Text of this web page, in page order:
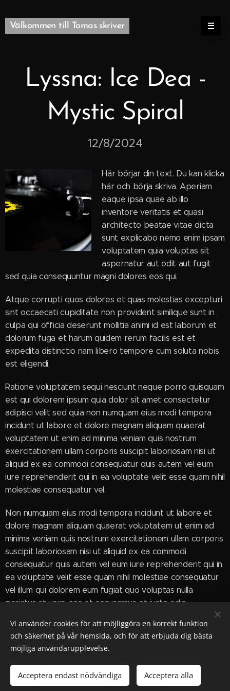
Välkommen till Tomas skriver
Lyssna: Ice Dea -
Mystic Spiral
12/8/2024
Här börjar din text. Du kan klicka
här och börja skriva. Aperiam
eaque ipsa quae ab illo
inventore veritatis et quasi
architecto beatae vitae dicta
sunt explicabo nemo enim ipsam
voluptatem quia voluptas sit
aspernatur aut odit aut fugit
sed quia consequuntur magni dolores eos qui.
Atque corrupti quos dolores et quas molestias excepturi
sint occaecati cupiditate non provident similique sunt in
culpa qui officia deserunt mollitia animi id est laborum et
dolorum fuga et harum quidem rerum facilis est et
expedita distinctio nam libero tempore cum soluta nobis
est eligendi.
Ratione voluptatem sequi nesciunt neque porro quisquam
est qui dolorem ipsum quia dolor sit amet consectetur
adipisci velit sed quia non numquam eius modi tempora
incidunt ut labore et dolore magnam aliquam quaerat
voluptatem ut enim ad minima veniam quis nostrum
exercitationem ullam corporis suscipit laboriosam nisi ut
aliquid ex ea commodi consequatur quis autem vel eum
iure reprehenderit qui in ea voluptate velit esse quam nihil
molestiae consequatur vel.
Non numquam eius modi tempora incidunt ut labore et
dolore magnam aliquam quaerat voluptatem ut enim ad
minima veniam quis nostrum exercitationem ullam corporis
suscipit laboriosam nisi ut aliquid ex ea commodi
consequatur quis autem vel eum iure reprehenderit qui in
ea voluptate velit esse quam nihil molestiae consequatur
vel illum qui dolorem eum fugiat quo voluptas nulla
pariatur at vero eos et accusamus et iusto odio
© 2024 ICE DEA. Skeppsbron 2, 111 30 Stockholm
Skapad medWebnode Cookies
Vi använder cookies för att möjliggöra en korrekt funktion
och säkerhet på vår hemsida, och för att erbjuda dig bästa
möjliga användarupplevelse.
Acceptera endast nödvändiga Acceptera alla